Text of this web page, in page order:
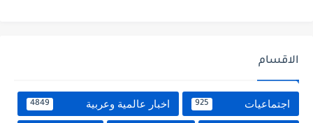
الاقسام
اجتماعيات 925 اخبار عالمية وعربية 4849